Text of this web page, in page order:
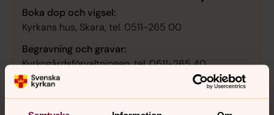
Boka dop och vigsel:
Kyrkans hus, Skara, tel. 0511-265 00
Begravning och gravar:
Kyrkogårdsförvaltningen, tel. 0511-265 40
Besöka kyrkan utanför gudstjänsttid:
Tomas Ernås tel. 079-053 83 97